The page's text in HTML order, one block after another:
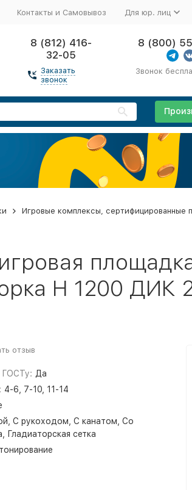
Контакты и Самовывоз Для юр. лиц
8 (812) 416-
32-05
Заказать
звонок
8 (800)
Звонок
Игровые комплексы, сертифицированные
Н 1200 ДИК
отзыв
ГОСТу: Да
4-6, 7-10, 11-14
С рукоходом, С канатом, Со
Гладиаторская сетка